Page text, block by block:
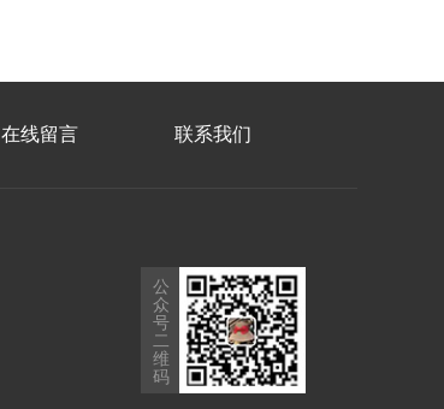
在线留言 联系我们
公
众
号
二
维
码